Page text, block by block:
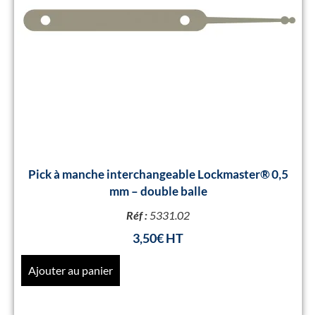
Pick à manche interchangeable Lockmaster® 0,5
mm – double balle
Réf :5331.02
3,50€
Ajouter au panier